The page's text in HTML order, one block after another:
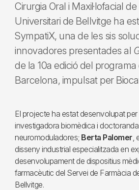
Cirurgia Oral i Maxil·lofacial de
Universitari de Bellvitge ha
SympatiX, una de les sis
innovadores presentades al
de la 10a edició del programa
Barcelona, impulsat per
El projecte ha estat desenvolupat per
investigadora biomèdica i
neuromoduladores; Berta Palomer,
disseny industrial especialitzada en
desenvolupament de dispositius
farmacèutic del Servei de Farmàcia
Bellvitge.